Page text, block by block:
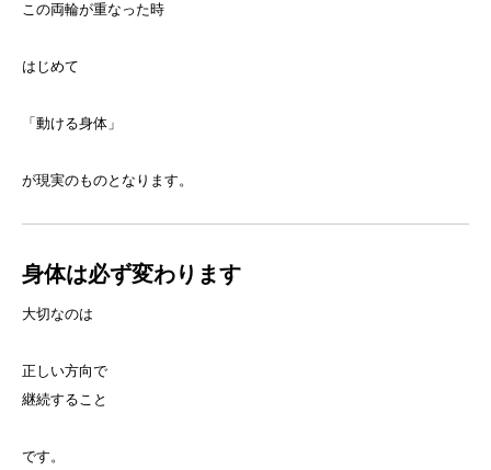
この両輪が重なった時
はじめて
「動ける身体」
が現実のものとなります。
身体は必ず変わります
大切なのは
正しい方向で
継続すること
です。